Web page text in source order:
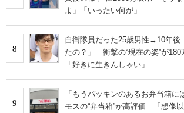
よ」「いったい何が」
8
自衛隊員だった25歳男性→10年
たの？」 衝撃の“現在の姿”が180
「好きに生きんしゃい」
9
「もうパッキンのあるお弁当箱
モスの“弁当箱”が高評価 「想像以